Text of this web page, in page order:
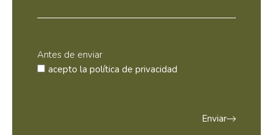
Antes de enviar
acepto la política de privacidad
Enviar